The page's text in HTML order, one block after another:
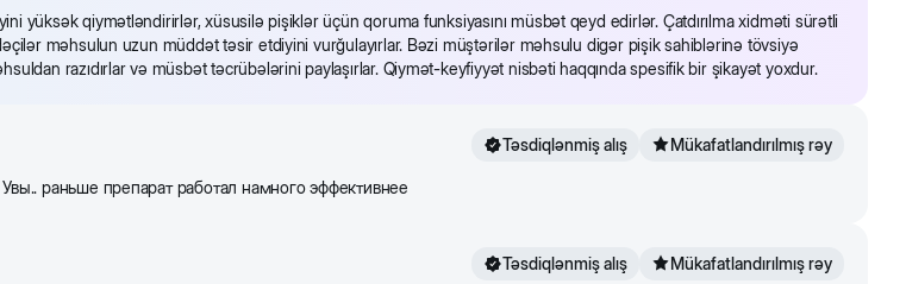
yüksək qiymətləndirirlər, xüsusilə pişiklər üçün qoruma funksiyasını müsbət qeyd edirlər. Çatdırılma xidməti sürətli
məhsulun uzun müddət təsir etdiyini vurğulayırlar. Bəzi müştərilər məhsulu digər pişik sahiblərinə tövsiyə
razıdırlar və müsbət təcrübələrini paylaşırlar. Qiymət-keyfiyyət nisbəti haqqında spesifik bir şikayət yoxdur.
Təsdiqlənmiş alış Mükafatlandırılmış rəy
раньше препарат работал намного эффективнее
Təsdiqlənmiş alış Mükafatlandırılmış rəy